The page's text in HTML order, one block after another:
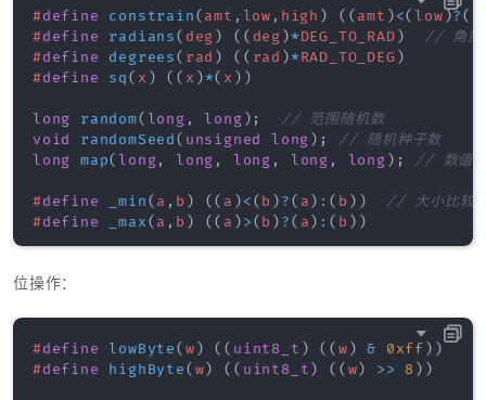
#define constrain( amt , low , high ) ( ( amt )<(low )?(
#define radians( deg ) ( ( deg )*DEG_TO_RAD )
// 角度
#define degrees( rad ) ( ( rad )*RAD_TO_DEG )
#define sq( x ) ( ( x )*( x ) )
long random( long , long ) ;
// 范围随机数
void
randomSeed( unsigned long ) ;
// 随机种子数
long
map(long, long , long , long , long ) ; // 数值
#define _min( a , b ) ( ( a )<( b )?( a ) : ( b ) )
// 大小比较
#define _max( a , b ) ( ( a )>( b )?( a ) : ( b ) )
位操作：
#define lowByte( w ) ( ( uint8_t ) ( ( w ) & 0xff ) )
#define highByte( w) ( ( uint8_t ) ( ( w) >> 8 ) )